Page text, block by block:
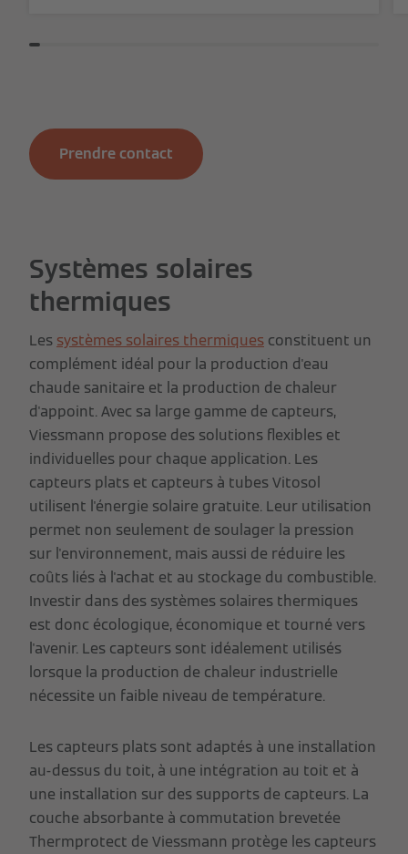
Prendre contact
Systèmes solaires
thermiques
Les systèmes solaires thermiques constituent un
complément idéal pour la production d'eau
chaude sanitaire et la production de chaleur
d'appoint. Avec sa large gamme de capteurs,
Viessmann propose des solutions flexibles et
individuelles pour chaque application. Les
capteurs plats et capteurs à tubes Vitosol
utilisent l'énergie solaire gratuite. Leur utilisation
permet non seulement de soulager la pression
sur l'environnement, mais aussi de réduire les
coûts liés à l'achat et au stockage du combustible.
Investir dans des systèmes solaires thermiques
est donc écologique, économique et tourné vers
l'avenir. Les capteurs sont idéalement utilisés
lorsque la production de chaleur industrielle
nécessite un faible niveau de température.
Les capteurs plats sont adaptés à une installation
au-dessus du toit, à une intégration au toit et à
une installation sur des supports de capteurs. La
couche absorbante à commutation brevetée
Thermprotect de Viessmann protège les capteurs